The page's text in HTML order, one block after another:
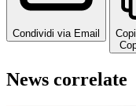
Condividi via Email
News correlate